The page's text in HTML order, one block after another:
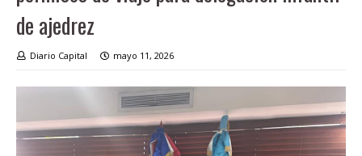
de ajedrez
Diario Capital mayo 11, 2026